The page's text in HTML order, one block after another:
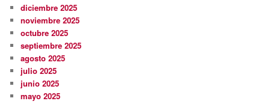
diciembre 2025
noviembre 2025
octubre 2025
septiembre 2025
agosto 2025
julio 2025
junio 2025
mayo 2025